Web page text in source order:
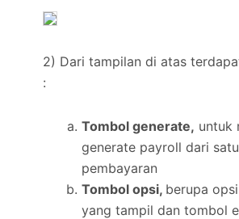
2) Dari tampilan di atas
:
Tombol generate, untuk
generate payroll dari
pembayaran
Tombol opsi, berupa
yang tampil dan tombol